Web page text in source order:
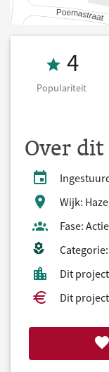
4
Populariteit
Over
Wijk:
Fase:
Dit
Dit